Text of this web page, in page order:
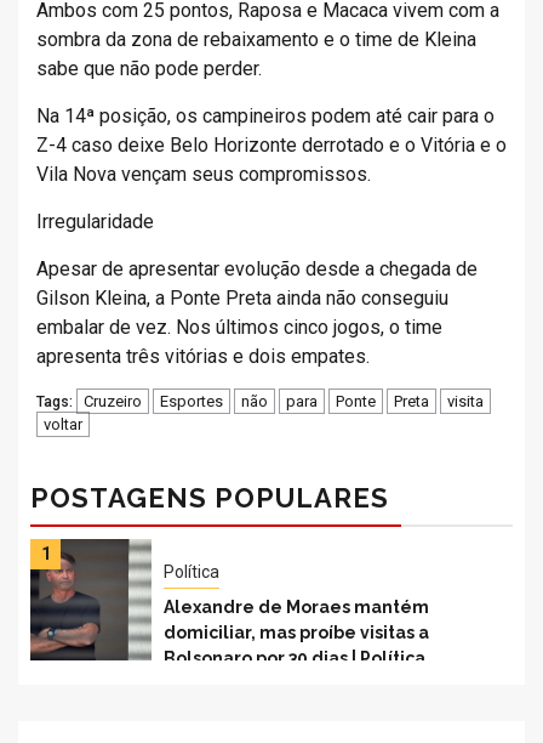
Ambos com 25 pontos, Raposa e Macaca vivem com a
sombra da zona de rebaixamento e o time de Kleina
sabe que não pode perder.
Na 14ª posição, os campineiros podem até cair para o
Z-4 caso deixe Belo Horizonte derrotado e o Vitória e o
Vila Nova vençam seus compromissos.
Irregularidade
Apesar de apresentar evolução desde a chegada de
Gilson Kleina, a Ponte Preta ainda não conseguiu
embalar de vez. Nos últimos cinco jogos, o time
apresenta três vitórias e dois empates.
Tags: Cruzeiro Esportes não para Ponte Preta
visita
voltar
POSTAGENS POPULARES
1
Política
Alexandre de Moraes mantém
domiciliar, mas proíbe visitas a
Bolsonaro por 30 dias | Política